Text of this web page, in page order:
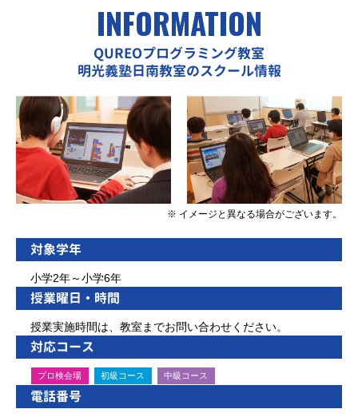
INFORMATION
QUREOプログラミング教室
明光義塾日南教室のスクール情報
※ イメージと異なる場合がございます。
対象学年
小学2年～小学6年
授業曜日・時間
授業実施時間は、教室までお問い合わせください。
対応コース
プロ検会場 初級コース 中級コース
電話番号